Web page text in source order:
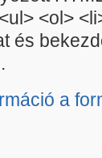
<ol>
és
a